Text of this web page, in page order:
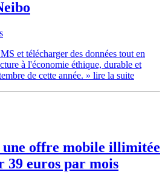
et télécharger des données tout en
à l'économie éthique, durable et
de cette année. » lire la suite
offre mobile illimitée
39 euros par mois